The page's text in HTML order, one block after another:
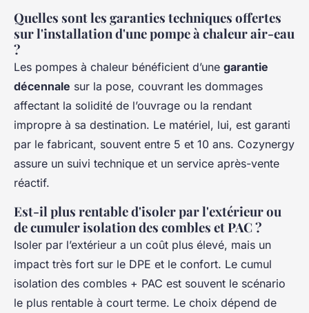
Quelles sont les garanties techniques offertes
sur l'installation d'une pompe à chaleur air-eau
?
Les pompes à chaleur bénéficient d’une garantie
décennale sur la pose, couvrant les dommages
affectant la solidité de l’ouvrage ou la rendant
impropre à sa destination. Le matériel, lui, est garanti
par le fabricant, souvent entre 5 et 10 ans. Cozynergy
assure un suivi technique et un service après-vente
réactif.
Est-il plus rentable d'isoler par l'extérieur ou
de cumuler isolation des combles et PAC ?
Isoler par l’extérieur a un coût plus élevé, mais un
impact très fort sur le DPE et le confort. Le cumul
isolation des combles + PAC est souvent le scénario
le plus rentable à court terme. Le choix dépend de